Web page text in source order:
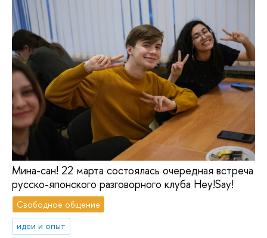
Мина-сан! 22 марта состоялась очередная встреча
русско-японского разговорного клуба Hey!Say!
Свободное общение
идеи и опыт